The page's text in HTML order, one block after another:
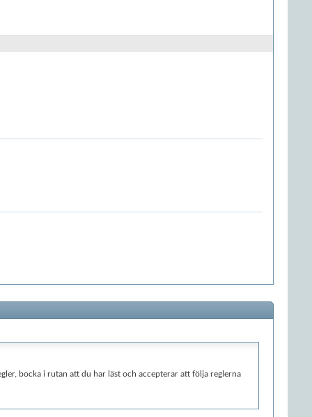
bocka i rutan att du har läst och accepterar att följa reglerna